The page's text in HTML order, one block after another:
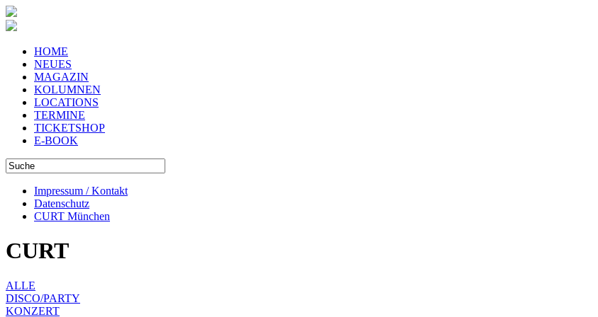
HOME
NEUES
MAGAZIN
KOLUMNEN
LOCATIONS
TERMINE
TICKETSHOP
E-BOOK
Impressum / Kontakt
Datenschutz
CURT München
CURT
ALLE
DISCO/PARTY
KONZERT